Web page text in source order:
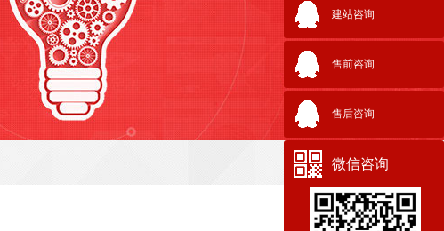
建站咨询
售前咨询
售后咨询
微信咨询